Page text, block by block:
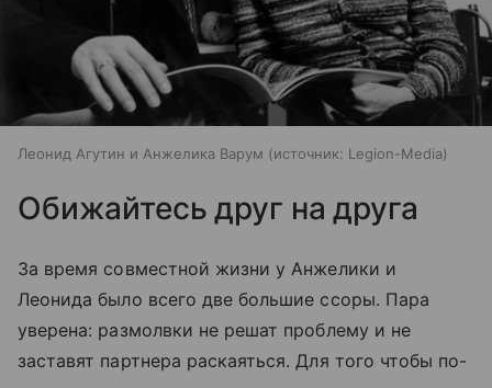
Леонид Агутин и Анжелика Варум источник: Legion-Media
Обижайтесь друг на друга
За время совмеcтной жизни у Анжелики и
Леонида было всего две большие ссоры. Пара
уверена: размолвки не решат проблему и не
заставят партнера раскаяться. Для того чтобы по-